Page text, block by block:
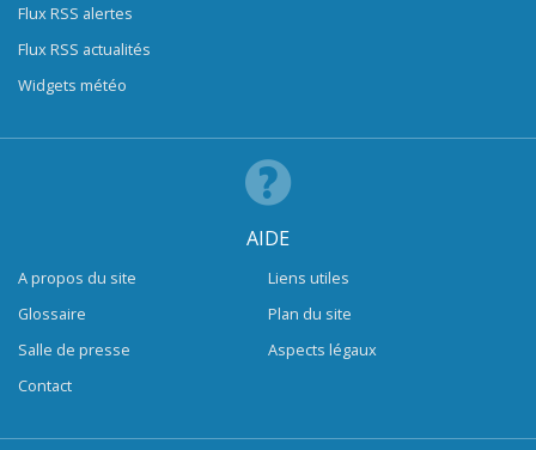
Flux RSS alertes
Flux RSS actualités
Widgets météo
AIDE
A propos du site
Glossaire
Salle de presse
Contact
Liens utiles
Plan du site
Aspects légaux